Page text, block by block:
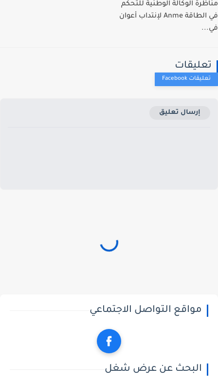
الوكالة الوطنية للتحكم
في الطاقة Anme لإنتداب أعوان
إرسال تعليق
مواقع التواصل الاجتماعي
البحث عن عرض شغل